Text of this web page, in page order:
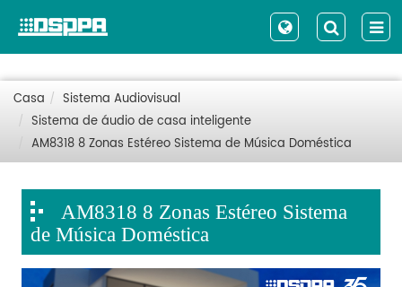
Casa
Sistema Audiovisual
Sistema de áudio de casa inteligente
AM8318 8 Zonas Estéreo Sistema de Música Doméstica
AM8318 8 Zonas Estéreo Sistema
de Música Doméstica